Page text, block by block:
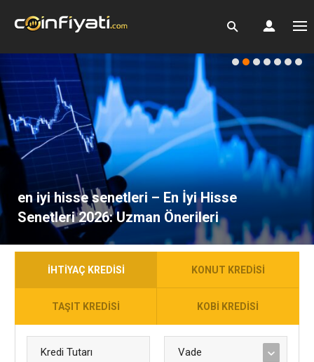
en iyi hisse senetleri – En İyi Hisse
Senetleri 2026: Uzman Önerileri
İHTIYAÇ KREDISI KONUT KREDISI
TAŞIT KREDISI KOBI KREDISI